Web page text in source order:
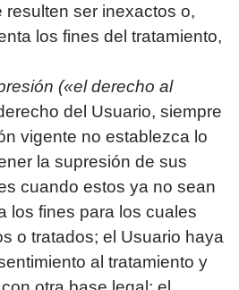
resulten ser inexactos o,
los fines del tratamiento,
(«el derecho al
del Usuario, siempre
vigente no establezca lo
la supresión de sus
cuando estos ya no sean
los fines para los cuales
o tratados; el Usuario haya
al tratamiento y